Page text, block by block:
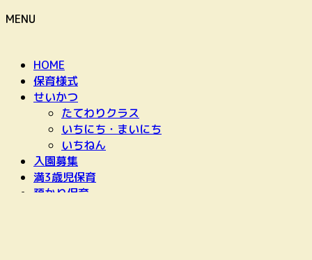
MENU
HOME
保育様式
せいかつ
たてわりクラス
いちにち・まいにち
いちねん
入園募集
満3歳児保育
預かり保育